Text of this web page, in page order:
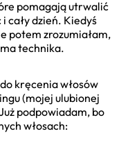
pomagają utrwalić
cały dzień. Kiedyś
potem zrozumiałam,
technika.
kręcenia włosów
(mojej ulubionej
podpowiadam, bo
włosach: